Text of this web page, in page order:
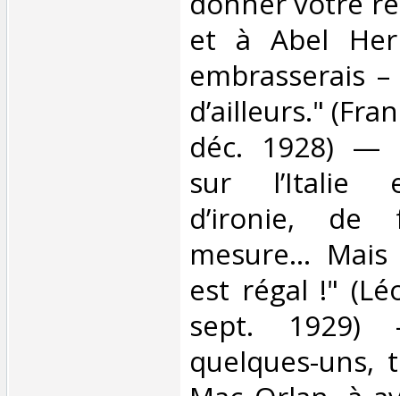
et à Abel
embrasserais
d’ailleurs."
déc. 1928) —
sur l’Italie
d’ironie,
mesure...
est régal !"
sept.
quelques-uns,